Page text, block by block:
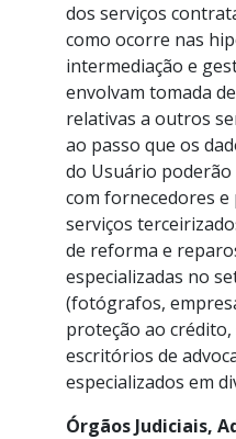
dos serviços
como ocorre nas
intermediação e
envolvam tomada
relativas a outros
ao passo que os
do Usuário
com fornecedores
serviços
de reforma e
especializadas no
(fotógrafos,
proteção ao
escritórios de
especializados em
Órgãos Judiciais,